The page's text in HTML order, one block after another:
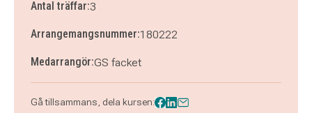
Antal träffar:3
Arrangemangsnummer:180222
Medarrangör:GS facket
Gå tillsammans, dela kursen: